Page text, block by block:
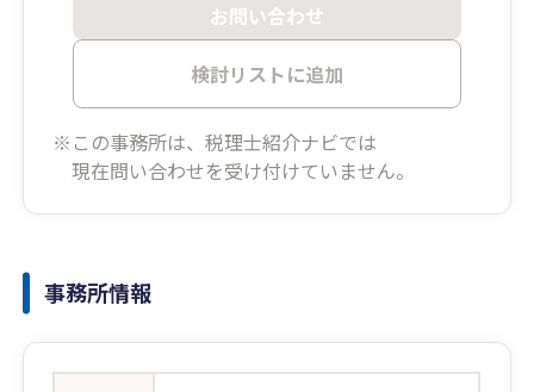
お問い合わせ
検討リストに追加
※この事務所は、税理士紹介ナビでは
現在問い合わせを受け付けていません。
事務所情報